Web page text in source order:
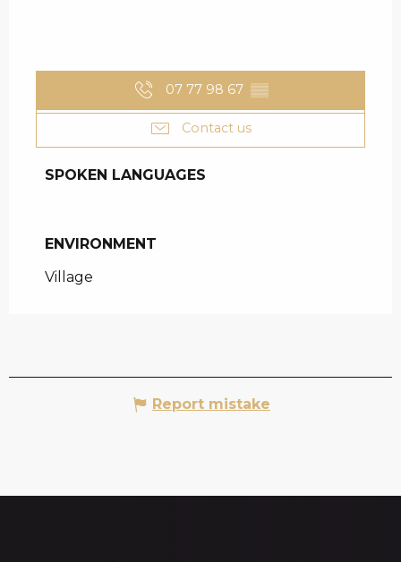
07 77 98 67 ▒▒
Contact us
SPOKEN LANGUAGES
SPOKEN LANGUAGES
ENVIRONMENT
ENVIRONMENT
Village
Report mistake